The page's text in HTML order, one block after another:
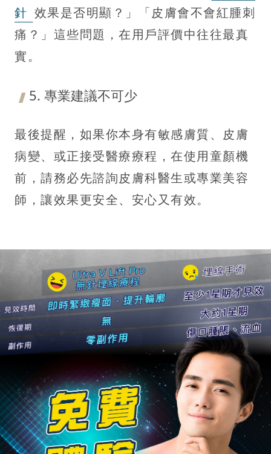
針 效果是否明顯？」「皮膚會不會紅腫刺
痛？」這些問題，在用戶評價中往往最真
實。
5. 專業建議不可少
最後提醒，如果你本身有敏感膚質、皮膚
病變、或正接受醫療療程，在使用童顏機
前，請務必先諮詢皮膚科醫生或專業美容
師，讓效果更安全、安心又有效。